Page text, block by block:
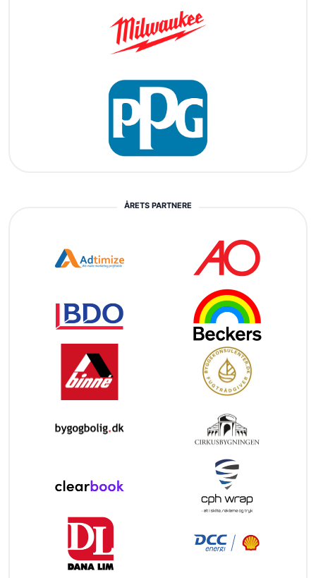
ÅRETS PARTNERE